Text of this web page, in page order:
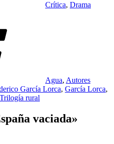
Crítica, Drama
Agua, Autores
García Lorca, García Lorca,
Trilogía rural
vaciada»